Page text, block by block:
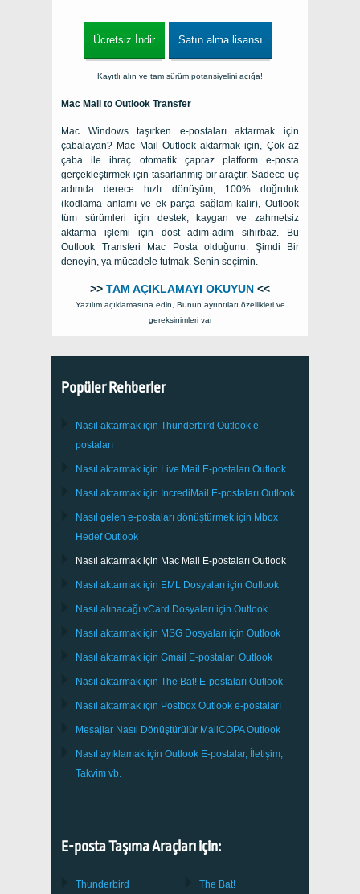
Ücretsiz İndir Satın alma lisansı
Kayıtlı alın ve tam sürüm potansiyelini açığa!
Mac Mail to Outlook Transfer
Mac Windows taşırken e-postaları aktarmak için
çabalayan? Mac Mail Outlook aktarmak için, Çok az
çaba ile ihraç otomatik çapraz platform e-posta
gerçekleştirmek için tasarlanmış bir araçtır. Sadece üç
adımda derece hızlı dönüşüm, 100% doğruluk
(kodlama anlamı ve ek parça sağlam kalır), Outlook
tüm sürümleri için destek, kaygan ve zahmetsiz
aktarma işlemi için dost adım-adım sihirbaz. Bu
Outlook Transferi Mac Posta olduğunu. Şimdi Bir
deneyin, ya mücadele tutmak. Senin seçimin.
>> TAM AÇIKLAMAYI OKUYUN <<
Yazılım açıklamasına edin, Bunun ayrıntıları özellikleri ve
gereksinimleri var
Popüler Rehberler
Nasıl aktarmak için Thunderbird Outlook e-
postaları
Nasıl aktarmak için Live Mail E-postaları Outlook
Nasıl aktarmak için IncrediMail E-postaları Outlook
Nasıl gelen e-postaları dönüştürmek için Mbox
HedefOutlook
Nasıl aktarmak için Mac Mail E-postaları Outlook
Nasıl aktarmak için EML Dosyaları için Outlook
Nasıl alınacağı vCard Dosyaları için Outlook
Nasıl aktarmak için MSG Dosyaları için Outlook
Nasıl aktarmak için Gmail E-postaları Outlook
Nasıl aktarmak için The Bat! E-postaları Outlook
Nasıl aktarmak için Postbox Outlook e-postaları
Mesajlar Nasıl Dönüştürülür MailCOPAOutlook
Nasıl ayıklamak için Outlook E-postalar, İletişim,
Takvim vb.
E-posta Taşıma Araçları için:
Thunderbird The Bat!